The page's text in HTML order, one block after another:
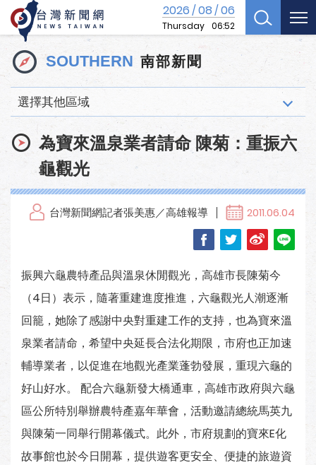
2026/08/06
Thursday 06:52
SOUTHERN 南部新聞
選擇其他區域
為寶來溫泉業者請命 陳菊：重振六
龜觀光
台灣新聞網記者張美惠／高雄報導 2011.06.04
振興六龜農特產品與溫泉休閒觀光，高雄市長陳菊今
（4日）表示，隨著重建進度推進，六龜觀光人潮逐漸
回籠，她除了感謝中央對重建工作的支持，也為寶來溫
泉業者請命，希望中央延長合法化期限，市府也正加速
輔導業者，以促進在地觀光產業蓬勃發展，重現六龜的
好山好水。 配合六龜新發大橋通車，高雄市政府與六龜
區公所特別舉辦農特產嘉年華會，活動邀請總統馬英九
與陳菊一同舉行開幕儀式。此外，市府規劃的寶來E化
故事館也於今日開幕，提供遊客更安全、便捷的旅遊資